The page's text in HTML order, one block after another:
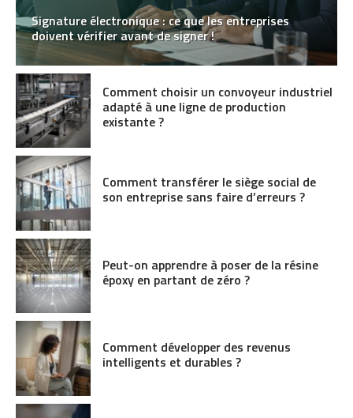
Signature électronique : ce que les entreprises
doivent vérifier avant de signer !
Comment choisir un convoyeur industriel
adapté à une ligne de production
existante ?
Comment transférer le siège social de
son entreprise sans faire d’erreurs ?
Peut-on apprendre à poser de la résine
époxy en partant de zéro ?
Comment développer des revenus
intelligents et durables ?